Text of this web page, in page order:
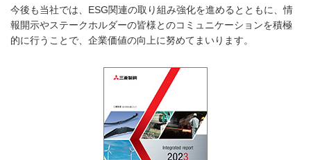
今後も当社では、ESG関連の取り組み強化を進めるとともに、情
報開示やステークホルダーの皆様とのコミュニケーションを積極
的に行うことで、企業価値の向上に努めてまいります。